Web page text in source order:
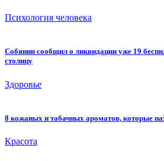
Психология человека
Собянин сообщил о ликвидации уже 19
столицу
Здоровье
8 кожаных и табачных ароматов, которые
Красота